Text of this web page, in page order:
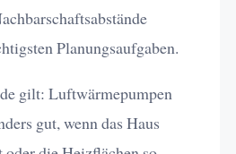
Planungsaufgaben.
gilt: Luftwärmepumpen
gut, wenn das Haus